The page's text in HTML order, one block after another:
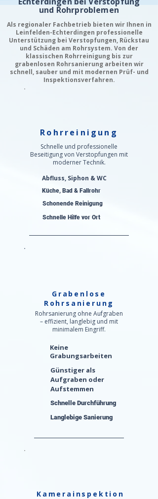
und Rohrproblemen
Als regionaler Fachbetrieb bieten wir Ihnen in
Leinfelden-Echterdingen professionelle
Unterstützung bei Verstopfungen, Rückstau
und Schäden am Rohrsystem. Von der
klassischen Rohrreinigung bis zur
grabenlosen Rohrsanierung arbeiten wir
schnell, sauber und mit modernen Prüf- und
Inspektionsverfahren.
Rohrreinigung
Schnelle und professionelle
Beseitigung von Verstopfungen mit
moderner Technik.
Abfluss, Siphon & WC
Küche, Bad & Fallrohr
Schonende Reinigung
Schnelle Hilfe vor Ort
Grabenlose
Rohrsanierung
Rohrsanierung ohne Aufgraben
– effizient, langlebig und mit
minimalem Eingriff.
Keine
Grabungsarbeiten
Günstiger als
Aufgraben oder
Aufstemmen
Schnelle Durchführung
Langlebige Sanierung
Kamerainspektion